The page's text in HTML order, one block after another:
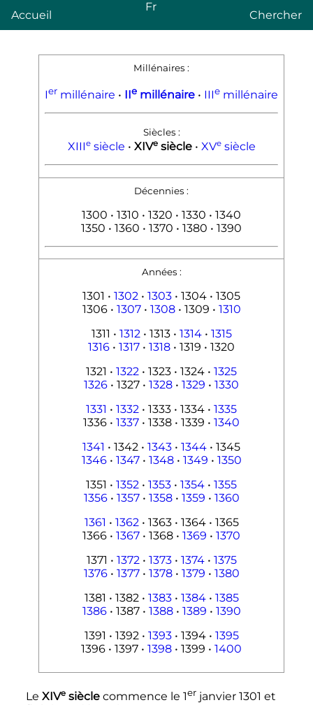
Accueil
Fr
Chercher
Millénaires :
Ier millénaire • IIe millénaire • IIIe millénaire
Siècles :
XIIIesiècle • XIVe siècle• XVesiècle
Décennies :
1300 • 1310 • 1320 • 1330 • 1340
1350 • 1360 • 1370 • 1380 • 1390
Années :
1301 •1302 •1303 • 1304 • 1305
1306 • 1307• 1308• 1309 • 1310
1311 • 1312 • 1313 • 1314• 1315
1316 •1317 •1318 • 1319 • 1320
1321 •1322 • 1323 • 1324 •1325
1326 • 1327 •1328 •1329 •1330
1331 •1332 • 1333 • 1334 •1335
1336 •1337 • 1338 • 1339 •1340
1341 • 1342 •1343 •1344 • 1345
1346• 1347• 1348• 1349 • 1350
1351 •1352 •1353 •1354 •1355
1356• 1357• 1358• 1359 • 1360
1361 • 1362 • 1363 • 1364 • 1365
1366 •1367 • 1368 •1369 •1370
1371 • 1372 • 1373• 1374• 1375
1376• 1377• 1378• 1379 • 1380
1381 • 1382 • 1383• 1384• 1385
1386• 1387 • 1388• 1389 • 1390
1391 • 1392 • 1393• 1394 • 1395
1396 • 1397 •1398 • 1399 •1400
Le XIVe sièclecommence le 1erjanvier 1301 et